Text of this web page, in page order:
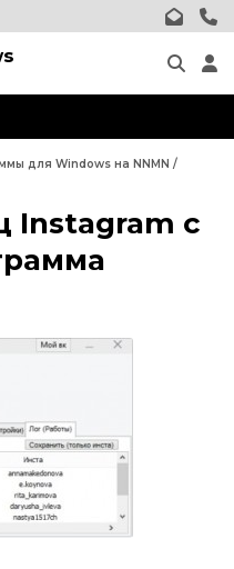
для Windows на NNMN /
Instagram с
Другие программы
Программы для Бизнеса
Мультимедиа
Образование
Другие ОС